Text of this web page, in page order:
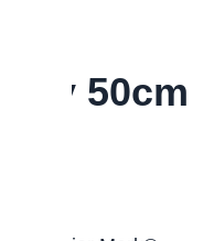
50cm